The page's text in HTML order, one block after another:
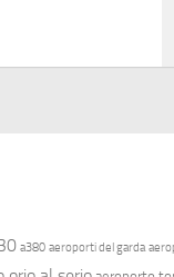
a380 aeroporti del garda